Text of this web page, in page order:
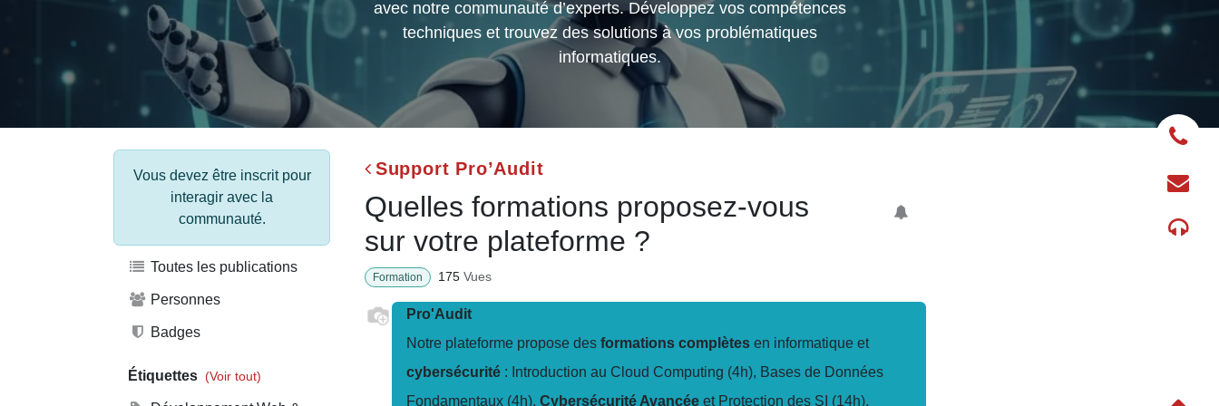
avec notre communauté d’experts. Développez vos
compétences techniques et trouvez des solutions à vos
problématiques informatiques.
Vous devez être inscrit
pour interagir avec la
communauté.
Toutes les publications
Personnes
Badges
Étiquettes (Voir tout)
Support Pro’Audit
Quelles formations proposez-
vous sur votre plateforme ?
Formation 175 Vues
Pro'Audit
Notre plateforme propose desformations complètesen informatique et
cybersécurité : Introduction au Cloud Computing (4h), Bases de Données